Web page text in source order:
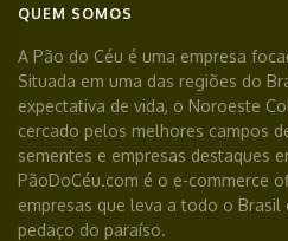
QUEM SOMOS
A Pão do Céu é uma empresa
Situada em uma das regiões do
expectativa de vida, o Noroeste
cercado pelos melhores campos
sementes e empresas destaques
PãoDoCéu.com é o e-commerce
empresas que leva a todo o
pedaço do paraíso.